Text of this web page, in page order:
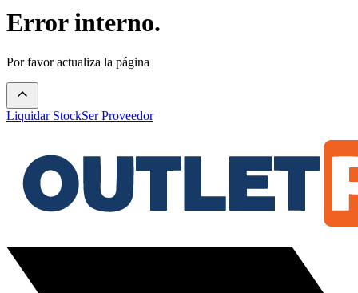
Error interno.
Por favor actualiza la página
Liquidar StockSer Proveedor